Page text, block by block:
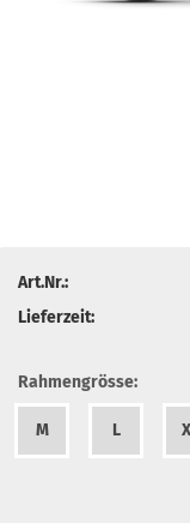
Art.Nr.:
Lieferzeit:
Rahmengrösse:
M L